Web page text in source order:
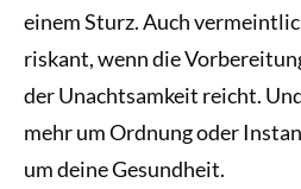
einem Sturz. Auch
riskant, wenn die
der Unachtsamkeit reicht.
mehr um Ordnung oder
um deine Gesundheit.